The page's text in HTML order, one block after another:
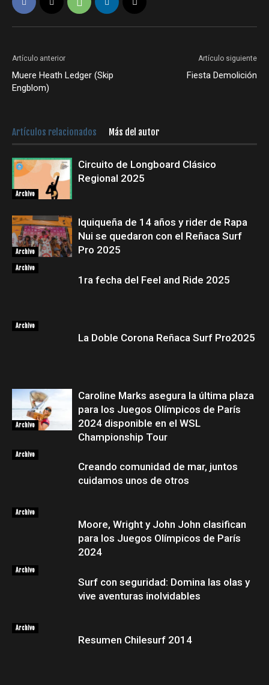
Artículo anterior
Muere Heath Ledger (Skip
Engblom)
Artículo siguiente
Fiesta Demolición
Artículos relacionados Más del autor
Archivo
Circuito de Longboard Clásico
Regional 2025
Archivo
Iquiqueña de 14 años y rider de Rapa
Nui se quedaron con el Reñaca Surf
Pro 2025
Archivo
1ra fecha del Feel and Ride 2025
Archivo
La Doble Corona Reñaca Surf Pro2025
Archivo
Caroline Marks asegura la última plaza
para los Juegos Olímpicos de París
2024 disponible en el WSL
Championship Tour
Archivo
Creando comunidad de mar, juntos
cuidamos unos de otros
Archivo
Moore, Wright y John John clasifican
para los Juegos Olímpicos de París
2024
Archivo
Surf con seguridad: Domina las olas y
vive aventuras inolvidables
Archivo
Resumen Chilesurf 2014